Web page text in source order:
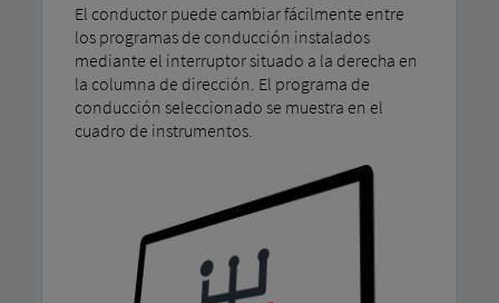
El conductor puede cambiar fácilmente entre
los programas de conducción instalados
mediante el interruptor situado a la derecha en
la columna de dirección. El programa de
conducción seleccionado se muestra en el
cuadro de instrumentos.